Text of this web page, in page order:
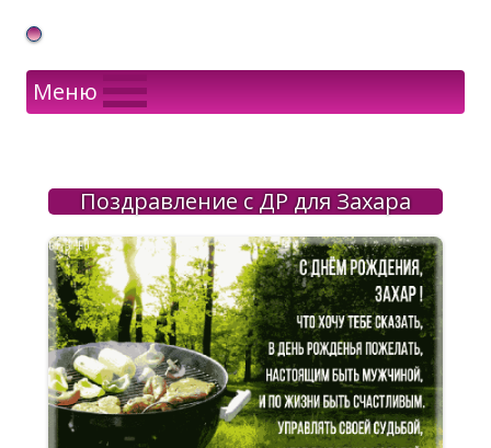
Gif Открытки в подарок
Меню
Поздравление с ДР для Захара